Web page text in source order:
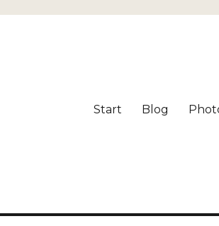
Start Blog